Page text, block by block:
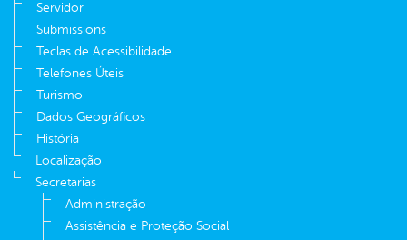
Servidor
Submissions
Teclas de Acessibilidade
Telefones Úteis
Turismo
Dados Geográficos
História
Localização
Secretarias
Administração
Assistência e Proteção Social